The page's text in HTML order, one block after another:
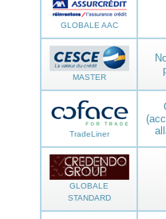
GLOBALE AAC
MASTER
TradeLiner
GLOBALE
STANDARD